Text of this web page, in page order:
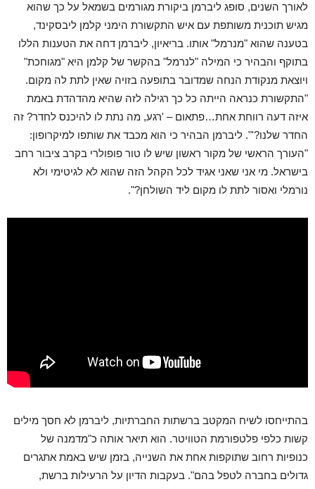
לאורך השנים, סופג ליברמן ביקורת מגורמים בשמאל על כך שהוא
מגיש תוכנית משותפת עם איש התקשורת הימני קלמן ליבסקינד,
בטענה שהוא "מנרמל" אותו. בריאיון, ליברמן דחה את הטענות הללו
בתוקף והבהיר כי המילה "לנרמל" בהקשר של קלמן היא "מגוחכת"
ויוצאת מנקודת הנחה שמדובר בתופעה בזויה שאין לתת לה מקום.
"התקשורת כנראה הייתה כל כך רגילה לזה שהיא מהדהדת באמת
איזה דעה רווחת אחת…פתאום – 'רגע, מה נתת לו להיכנס לחדר? זה
החדר שלנו?'". ליברמן הבהיר כי הוא מכבד את שותפו למיקרופון:
"העורך הראשי של מקור ראשון שיש לו טור פופולרי בקרב ציבור רחב
בישראל. מי אני שאני אגיד לכל הקהל הזה שהוא לא לגיטימי ולא
נורמלי ואסור לתת לו מקום ליד השולחן?".
בהתייחסו לשיח המקטב ברשתות החברתיות, ליברמן לא חסך מילים
קשות כלפי פלטפורמת הטוויטר. הוא תיאר אותה כ"מדמנה של
כנופיות רחוב שתוקפות אחת את השנייה, בזמן שיש באמת אתגרים
גדולים בחברה לטפל בהם". בעקבות הדיון על הרעילות ברשת,